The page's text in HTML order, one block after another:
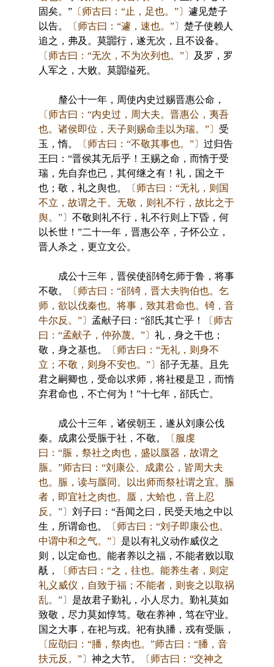
固矣。”〔师古曰：“止，足也。”〕 遽见楚子
以告。
〔师古曰：“遽，速也。”〕 楚子使赖人
追之，弗及。莫嚻行，遂无次，且不设备。
〔师古曰：“无次，不为次列也。”〕
及罗，罗
人军之，大败。莫嚻缢死。
釐公十一年，周使内史过赐晋惠公命，
〔师古曰：“内史过，周大夫。晋惠公，夷吾
也。诸侯即位，天子则赐命圭以为瑞。”〕 受
玉，惰。
〔师古曰：“不敬其事也。”〕 过归告
王曰：“晋侯其无后乎！王赐之命，而惰于受
瑞，先自弃也已，其何继之有！礼，国之干
也；敬，礼之舆也。
〔师古曰：“无礼，则国
不立，故谓之干。无敬，则礼不行，故比之于
舆。”〕 不敬则礼不行，礼不行则上下昏，何
以长世！”二十一年，晋惠公卒，子怀公立，
晋人杀之，更立文公。
成公十三年，晋侯使郤锜乞师于鲁，将事
不敬。
〔师古曰：“郤锜，晋大夫驹伯也。乞
师，欲以伐秦也。将事，致其君命也。锜，音
牛尔反。”〕 孟献子曰：“郤氏其亡乎！
〔师古
曰：“孟献子，仲孙蔑。”〕 礼，身之干也；
敬，身之基也。
〔师古曰：“无礼，则身不
立；不敬，则身不安也。”〕 郤子无基。且先
君之嗣卿也，受命以求师，将社稷是卫，而惰
弃君命也，不亡何为！”十七年，郤氏亡。
成公十三年，诸侯朝王，遂从刘康公伐
秦。成肃公受脤于社，不敬。
〔服虔
曰：“脤，祭社之肉也，盛以蜃器，故谓之
脤。”师古曰：“刘康公、成肃公，皆周大夫
也。脤，读与蜃同。以出师而祭社谓之宜。脤
者，即宜社之肉也。蜃，大蛤也，音上忍
反。”〕 刘子曰：“吾闻之曰，民受天地之中以
生，所谓命也。
〔师古曰：“刘子即康公也。
中谓中和之气。”〕 是以有礼义动作威仪之
则，以定命也。能者养以之福，不能者败以取
旤，
〔师古曰：“之，往也。能养生者，则定
礼义威仪，自致于福；不能者，则丧之以取祸
乱。”〕 是故君子勤礼，小人尽力。勤礼莫如
致敬，尽力莫如惇笃。敬在养神，笃在守业。
国之大事，在祀与戎。祀有执膰，戎有受賑，
〔应劭曰：“膰，祭肉也。”师古曰：“膰，音
扶元反。”〕 神之大节。
〔师古曰：“交神之